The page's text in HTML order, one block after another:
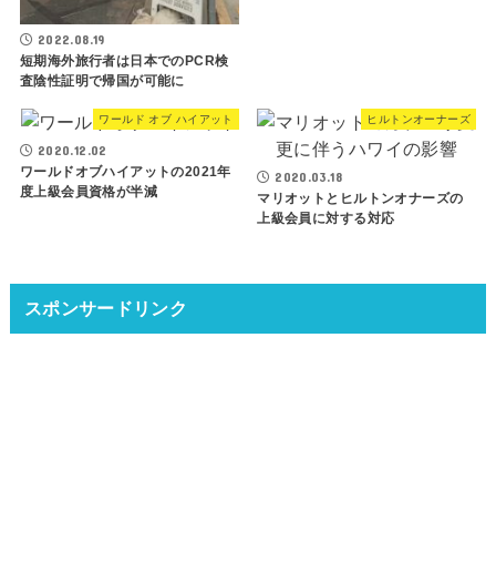
2022.08.19
短期海外旅行者は日本でのPCR検
査陰性証明で帰国が可能に
ワールド オブ ハイアット
2020.12.02
ワールドオブハイアットの2021年
度上級会員資格が半減
ヒルトンオーナーズ
2020.03.18
マリオットとヒルトンオナーズの
上級会員に対する対応
スポンサードリンク